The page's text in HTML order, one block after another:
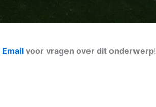
Emailvoor vragen over dit onderwerp!